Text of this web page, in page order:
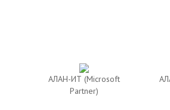
АЛАН-ИТ (Microsoft
Partner)